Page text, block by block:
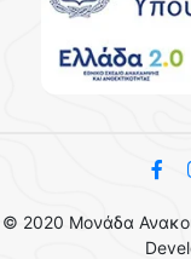
© 2020 Μονάδα